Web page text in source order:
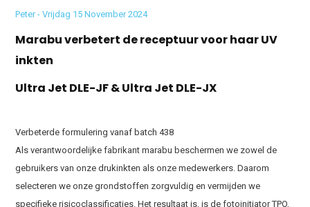
Peter - Vrijdag 15 November 2024
Marabu verbetert de receptuur voor haar UV
inkten
Ultra Jet DLE-JF & Ultra Jet DLE-JX
Verbeterde formulering vanaf batch 438
Als verantwoordelijke fabrikant marabu beschermen we zowel de
gebruikers van onze drukinkten als onze medewerkers. Daarom
selecteren we onze grondstoffen zorgvuldig en vermijden we
specifieke risicoclassificaties. Het resultaat is, is de fotoinitiator TPO,